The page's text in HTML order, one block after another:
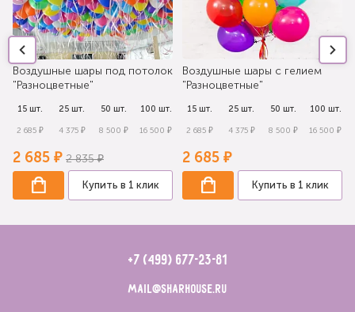
Воздушные шары под потолок
"Разноцветные"
15 шт.
2 685 ₽
25 шт.
4 375 ₽
50 шт.
8 500 ₽
100 шт.
16 500 ₽
2 685 ₽ 2 835 ₽
Купить в 1 клик
Воздушные шары с гелием
"Разноцветные"
15 шт.
2 685 ₽
25 шт.
4 375 ₽
50 шт.
8 500 ₽
100 шт.
16 500 ₽
2 685 ₽
Купить в 1 клик
+7 (499) 677-23-81
mail@sharhouse.ru